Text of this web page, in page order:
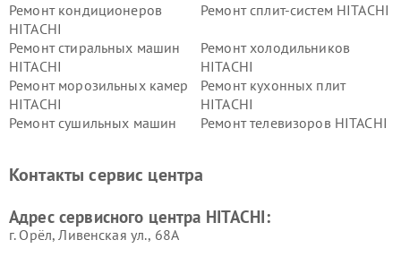
Ремонт кондиционеров
HITACHI
Ремонт сплит-систем HITACHI
Ремонт стиральных машин
HITACHI
Ремонт холодильников
HITACHI
Ремонт морозильных камер
HITACHI
Ремонт кухонных плит
HITACHI
Ремонт сушильных машин
Ремонт телевизоров HITACHI
данных HITACHI
HITACHI
HITACHI
HITACHI
Контакты сервис центра
Адрес сервисного центра HITACHI:
г. Орёл, Ливенская ул., 68А